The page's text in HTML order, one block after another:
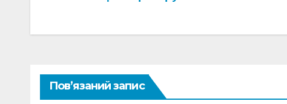
записів
Пов’язаний запис